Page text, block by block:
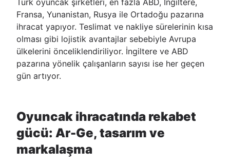
Türk oyuncak şirketleri, en fazla ABD, İngiltere,
Fransa, Yunanistan, Rusya ile Ortadoğu pazarına
ihracat yapıyor. Teslimat ve nakliye sürelerinin kısa
olması gibi lojistik avantajlar sebebiyle Avrupa
ülkelerini önceliklendiriliyor. İngiltere ve ABD
pazarına yönelik çalışanların sayısı ise her geçen
gün artıyor.
Oyuncak ihracatında rekabet
gücü: Ar-Ge, tasarım ve
markalaşma